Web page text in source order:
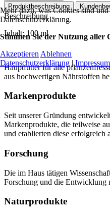
Produktbeschreibung
Beschreibung
Inhalt: 100 ml
Hauptfutter für alle
aus hochwertigen Nährstoffen
Markenprodukte
Seit unserer Gründung
Markenprodukte, die teilweise
und etablierten diese erfolgreich
Forschung
Die im Haus tätigen
Forschung und die Entwicklung
Naturprodukte
Mehr dazu, was Cookies sind
Datenschutzerklärung.
Stimmen Sie der Nutzung aller
Akzeptieren Ablehnen
Datenschutzerklärung |Impressum